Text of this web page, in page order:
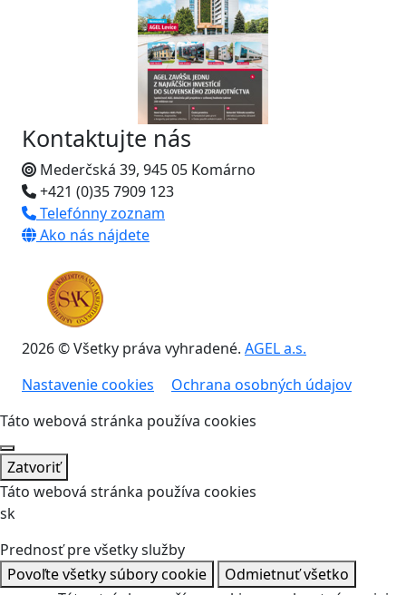
Kontaktujte nás
Mederčská 39, 945 05 Komárno
+421 (0)35 7909 123
Telefónny zoznam
Ako nás nájdete
2026 © Všetky práva vyhradené. AGEL a.s.
Nastavenie cookies
Ochrana osobných údajov
Táto webová stránka používa cookies
Zatvoriť
Táto webová stránka používa cookies
sk
Prednosť pre všetky služby
Povoľte všetky súbory cookie
Odmietnuť všetko